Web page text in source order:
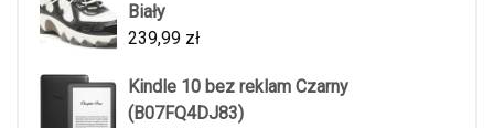
Biały
239,99 zł
Kindle 10 bez reklam Czarny
(B07FQ4DJ83)